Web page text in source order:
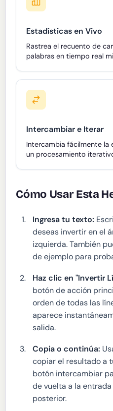
Estadísticas en Vivo
Rastrea el recuento de
palabras en tiempo real
Intercambiar e Iterar
Intercambia fácilmente la
un procesamiento
Cómo Usar Esta
Ingresa tu texto:
deseas invertir en el
izquierda. También
de ejemplo para
Haz clic en "Invertir
botón de acción
orden de todas las
aparece
salida.
Copia o continúa:
copiar el resultado a
botón intercambiar
de vuelta a la
posterior.